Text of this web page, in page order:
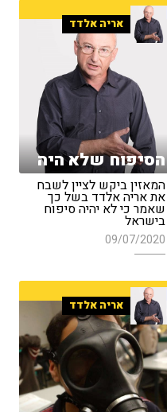
אריה אלדד
הסיפוח שלא היה
המאזין ביקש לציין לשבח
את אריה אלדד בשל כך
שאמר כי לא יהיה סיפוח
בישראל
09/07/2020
אריה אלדד